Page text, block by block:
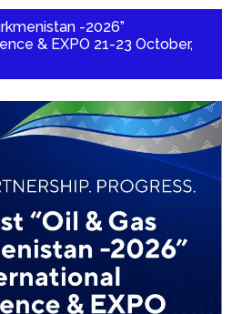
-2026”
& EXPO 21-23 October,